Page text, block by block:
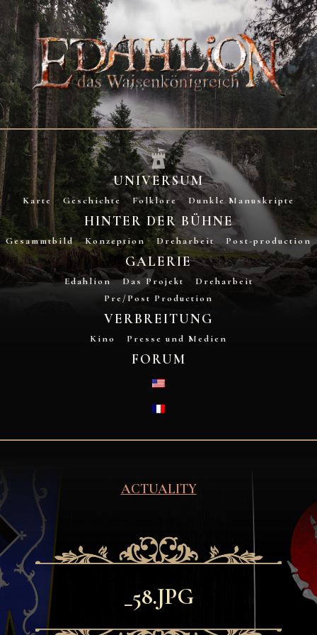
UNIVERSUM
Karte Geschichte Folklore Dunkle Manuskripte
HINTER DER BÜHNE
Gesammtbild Konzeption Dreharbeit Post-production
GALERIE
Edahlion Das Projekt
Dreharbeit
Pre/Post Production
VERBREITUNG
Kino Presse und Medien
FORUM
ACTUALITY
_58.JPG